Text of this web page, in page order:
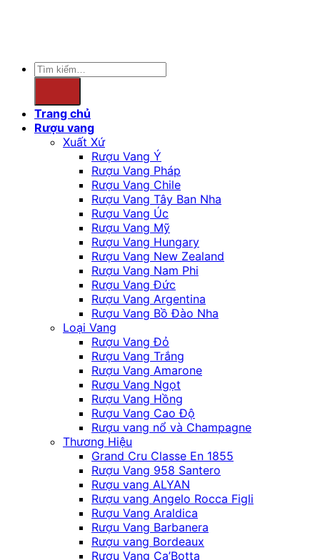
Tìm
kiếm:
Trang chủ
Rượu vang
Xuất Xứ
Rượu Vang Ý
Rượu Vang Pháp
Rượu Vang Chile
Rượu Vang Tây Ban Nha
Rượu Vang Úc
Rượu Vang Mỹ
Rượu Vang Hungary
Rượu Vang New Zealand
Rượu Vang Nam Phi
Rượu Vang Đức
Rượu Vang Argentina
Rượu Vang Bồ Đào Nha
Loại Vang
Rượu Vang Đỏ
Rượu Vang Trắng
Rượu Vang Amarone
Rượu Vang Ngọt
Rượu Vang Hồng
Rượu Vang Cao Độ
Rượu vang nổ và Champagne
Thương Hiệu
Grand Cru Classe En 1855
Rượu Vang 958 Santero
Rượu vang ALYAN
Rượu vang Angelo Rocca Figli
Rượu Vang Araldica
Rượu Vang Barbanera
Rượu vang Bordeaux
Rượu Vang Ca’Botta